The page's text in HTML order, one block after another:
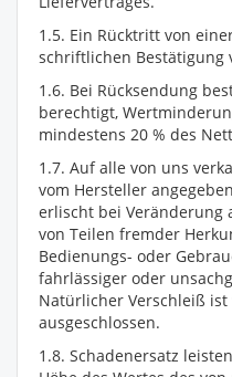
1.5. Ein Rücktritt von
schriftlichen Bestätigung
1.6. Bei Rücksendung
berechtigt,
mindestens 20 % des
1.7. Auf alle von uns
vom Hersteller
erlischt bei Veränderung
von Teilen fremder
Bedienungs- oder
fahrlässiger oder
Natürlicher Verschleiß
ausgeschlossen.
1.8. Schadenersatz